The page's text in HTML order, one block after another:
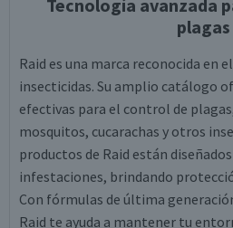
Tecnología avanzada
plagas
Raid es una marca reconocida en
insecticidas. Su amplio catálogo
efectivas para el control de
mosquitos, cucarachas y otros
productos de Raid están
infestaciones, brindando
Con fórmulas de última
Raid te ayuda a mantener tu